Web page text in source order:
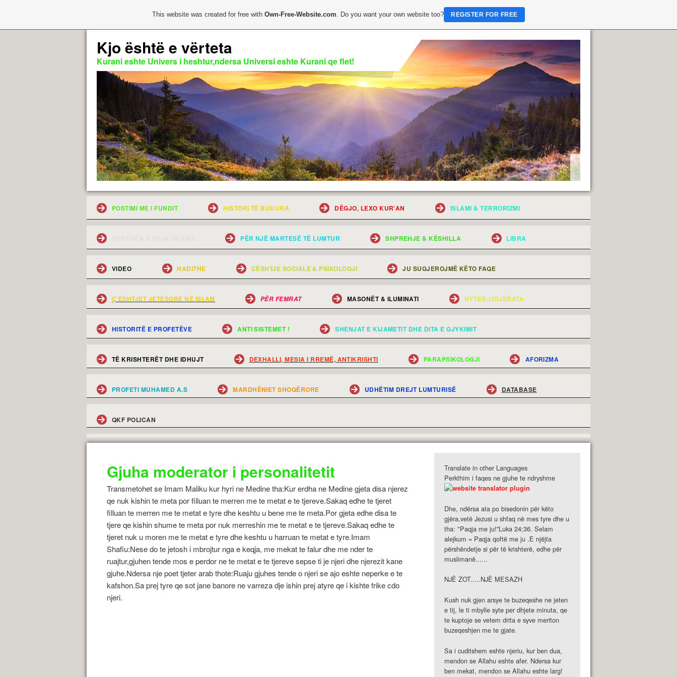
Kjo është e vërteta
Kurani eshte Univers i heshtur,ndersa Universi eshte Kurani qe flet!
POSTIMI ME I FUNDIT HISTORI TË BUKURA DËGJO, LEXO KUR'AN ISLAMI & TERRORIZMI
PËR NJË MARTESË TË LUMTUR SHPREHJE & KËSHILLA LIBRA
VIDEO HADITHE CËSHTJE SOCIALE & PSIKOLOGJI JU SUGJEROJMË KËTO FAQE
Ç'ËSHTJET JETËSORE NË ISLAM PËR FEMRAT MASONËT & ILUMINATI HYTBE-LIGJËRATA
HISTORITË E PROFETËVE ANTI SISTEMET ! SHENJAT E KIJAMETIT DHE DITA E GJYKIMIT
TË KRISHTERËT DHE IDHUJT DEXHALLI, MESIA I RREMË, ANTIKRISHTI PARAPSIKOLOGJI AFORIZMA
PROFETI MUHAMED A.S MARDHËNIET SHOQËRORE UDHËTIM DREJT LUMTURISË DATABASE
QKF POLICAN
Gjuha moderator i personalitetit
Transmetohet se Imam Maliku kur hyri ne Medine tha:Kur erdha ne Medine gjeta disa njerez
qe nuk kishin te meta por filluan te merren me te metat e te tjereve.Sakaq edhe te tjeret
filluan te merren me te metat e tyre dhe keshtu u bene me te meta.Por gjeta edhe disa te
tjere qe kishin shume te meta por nuk merreshin me te metat e te tjereve.Sakaq edhe te
tjeret nuk u moren me te metat e tyre dhe keshtu u harruan te metat e tyre.Imam
Shafiu:Nese do te jetosh i mbrojtur nga e keqja, me mekat te falur dhe me nder te
ruajtur,gjuhen tende mos e perdor ne te metat e te tjereve sepse ti je njeri dhe njerezit kane
gjuhe.Ndersa nje poet tjeter arab thote:Ruaju gjuhes tende o njeri se ajo eshte neperke e te
kafshon.Sa prej tyre qe sot jane banore ne varreza dje ishin prej atyre qe i kishte frike cdo
njeri.
Translate in other Languages
Perkthim i faqes ne gjuhe te ndryshme
Dhe, ndërsa ata po bisedonin për këto
gjëra,vetë Jezusi u shfaq në mes tyre dhe u
tha: "Paqja me ju!''Luka 24;36. Selam
alejkum = Paqja qoftë me ju .E njëjta
përshëndetje si për të krishterë, edhe për
muslimanë......
NJË ZOT.....NJË MESAZH
Kush nuk gjen arsye te buzeqeshe ne jeten
e tij, le ti mbylle syte per dhjete minuta, qe
te kuptoje se vetem drita e syve meriton
buzeqeshjen me te gjate.
Sa i cuditshem eshte njeriu, kur ben dua,
mendon se Allahu eshte afer. Ndersa kur
ben mekat, mendon se Allahu eshte larg!
This website was created for free withOwn-Free-Website.com. Do you want your own website too? REGISTER FOR FREE